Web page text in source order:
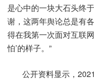
是心中的一块大石头终
谢，这两年舆论总是有
得在我第一次面对互联
怕’的样子。”
公开资料显示，